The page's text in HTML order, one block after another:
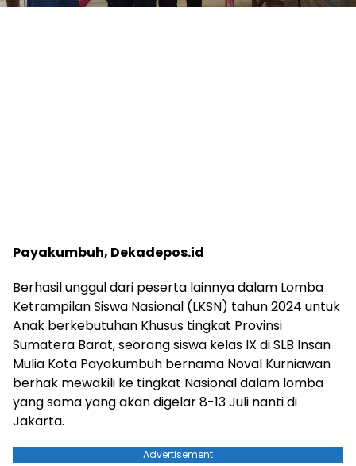
Payakumbuh, Dekadepos.id
Berhasil unggul dari peserta lainnya dalam Lomba
Ketrampilan Siswa Nasional (LKSN) tahun 2024 untuk
Anak berkebutuhan Khusus tingkat Provinsi
Sumatera Barat, seorang siswa kelas IX di SLB Insan
Mulia Kota Payakumbuh bernama Noval Kurniawan
berhak mewakili ke tingkat Nasional dalam lomba
yang sama yang akan digelar 8-13 Juli nanti di
Jakarta.
Advertisement